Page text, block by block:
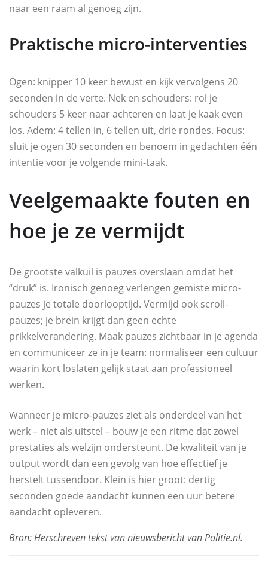
naar een raam al genoeg zijn.
Praktische micro-interventies
Ogen: knipper 10 keer bewust en kijk vervolgens 20
seconden in de verte. Nek en schouders: rol je
schouders 5 keer naar achteren en laat je kaak even
los. Adem: 4 tellen in, 6 tellen uit, drie rondes. Focus:
sluit je ogen 30 seconden en benoem in gedachten één
intentie voor je volgende mini-taak.
Veelgemaakte fouten en
hoe je ze vermijdt
De grootste valkuil is pauzes overslaan omdat het
“druk” is. Ironisch genoeg verlengen gemiste micro-
pauzes je totale doorlooptijd. Vermijd ook scroll-
pauzes; je brein krijgt dan geen echte
prikkelverandering. Maak pauzes zichtbaar in je agenda
en communiceer ze in je team: normaliseer een cultuur
waarin kort loslaten gelijk staat aan professioneel
werken.
Wanneer je micro-pauzes ziet als onderdeel van het
werk – niet als uitstel – bouw je een ritme dat zowel
prestaties als welzijn ondersteunt. De kwaliteit van je
output wordt dan een gevolg van hoe effectief je
herstelt tussendoor. Klein is hier groot: dertig
seconden goede aandacht kunnen een uur betere
aandacht opleveren.